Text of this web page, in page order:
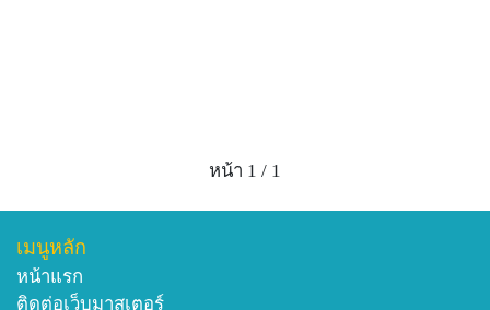
หน้า 1 / 1
เมนูหลัก
หน้าแรก
ติดต่อเว็บมาสเตอร์